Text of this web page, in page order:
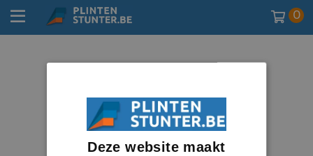
0
Deze website maakt